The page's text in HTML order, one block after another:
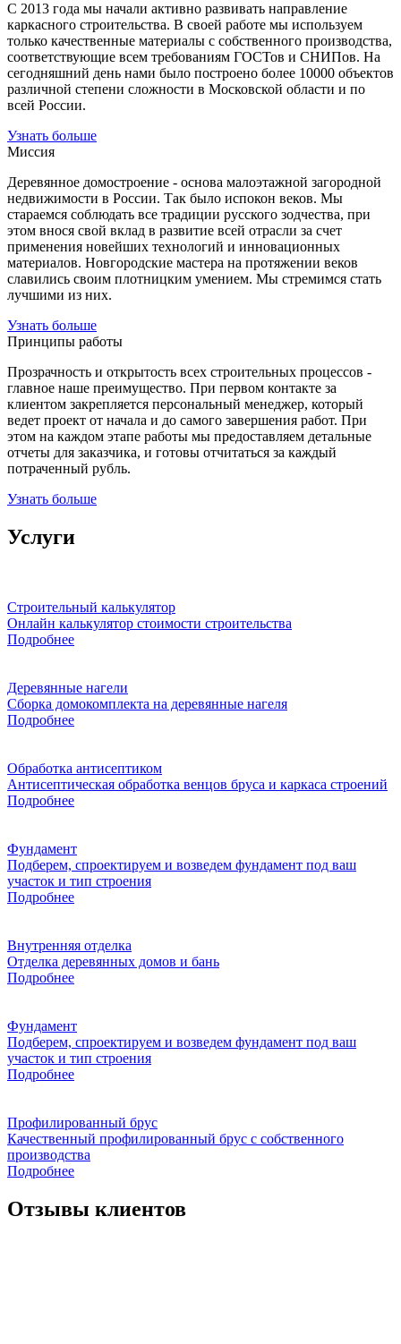
С 2013 года мы начали активно развивать направление
каркасного строительства. В своей работе мы используем
только качественные материалы с собственного производства,
соответствующие всем требованиям ГОСТов и СНИПов. На
сегодняшний день нами было построено более 10000 объектов
различной степени сложности в Московской области и по
всей России.
Узнать больше
Миссия
Деревянное домостроение - основа малоэтажной загородной
недвижимости в России. Так было испокон веков. Мы
стараемся соблюдать все традиции русского зодчества, при
этом внося свой вклад в развитие всей отрасли за счет
применения новейших технологий и инновационных
материалов. Новгородские мастера на протяжении веков
славились своим плотницким умением. Мы стремимся стать
лучшими из них.
Узнать больше
Принципы работы
Прозрачность и открытость всех строительных процессов -
главное наше преимущество. При первом контакте за
клиентом закрепляется персональный менеджер, который
ведет проект от начала и до самого завершения работ. При
этом на каждом этапе работы мы предоставляем детальные
отчеты для заказчика, и готовы отчитаться за каждый
потраченный рубль.
Узнать больше
Услуги
Строительный калькулятор
Онлайн калькулятор стоимости строительства
Подробнее
Деревянные нагели
Сборка домокомплекта на деревянные нагеля
Подробнее
Обработка антисептиком
Антисептическая обработка венцов бруса и каркаса строений
Подробнее
Фундамент
Подберем, спроектируем и возведем фундамент под ваш
участок и тип строения
Подробнее
Внутренняя отделка
Отделка деревянных домов и бань
Подробнее
Фундамент
Подберем, спроектируем и возведем фундамент под ваш
участок и тип строения
Подробнее
Профилированный брус
Качественный профилированный брус с собственного
производства
Подробнее
Отзывы клиентов